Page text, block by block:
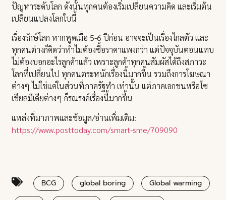
ปัญหาระดับโลก ดังนั้นทุกคนต้องเริ่มเปลี่ยนความคิด และเริ่มต้น
เปลี่ยนแปลงโลกใบนี้
เรื่องรักษ์โลก หากพูดเมื่อ 5-6 ปีก่อน อาจจะเป็นเรื่องไกลตัว และ
ทุกคนต่างก็คิดว่าทำไมต้องซื้อราคาแพงกว่า แต่ปัจจุบันตอนแทบ
ไม่ต้องบอกอะไรลูกค้าแล้ว เพราะลูกค้าทุกคนสัมผัสได้ถึงสภาวะ
โลกที่เปลี่ยนไป ทุกคนตระหนักเรื่องนี้มากขึ้น รวมถึงการโฆษณา
ต่างๆ ไม่ใช่แค่ในส่วนที่ภาครัฐทำ เท่านั้น แต่ภาคเอกชนหรือโซ
เชียลมีเดียต่างๆ ก็รณรงค์เรื่องนี้มากขึ้น
แหล่งที่มาภาพและช้อมูล/อ่านเพิ่มเติม:
https://www.posttoday.com/smart-sme/709090
BCG global boring
Global warming